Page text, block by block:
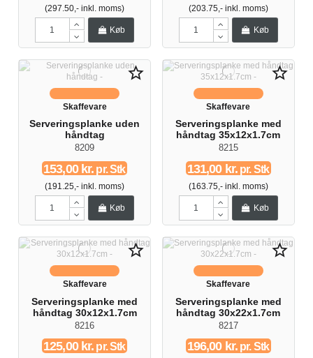
(297.50,- inkl. moms)
Køb
(203.75,- inkl. moms)
Køb
star_border
Skaffevare
Serveringsplanke uden
håndtag
8209
153,00 kr. pr. Stk
(191.25,- inkl. moms)
Køb
star_border
Skaffevare
Serveringsplanke med
håndtag 35x12x1.7cm
8215
131,00 kr. pr. Stk
(163.75,- inkl. moms)
Køb
star_border
Skaffevare
Serveringsplanke med
håndtag 30x12x1.7cm
8216
125,00 kr. pr. Stk
star_border
Skaffevare
Serveringsplanke med
håndtag 30x22x1.7cm
8217
196,00 kr. pr. Stk